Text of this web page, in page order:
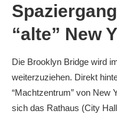
“alte” New
Die Brooklyn Bridge wird
weiterzuziehen. Direkt
“Machtzentrum” von New
sich das Rathaus (City